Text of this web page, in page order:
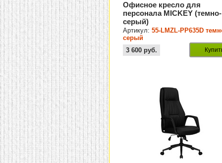
Офисное кресло для
персонала MICKEY (темно-
серый)
Артикул:55-LMZL-PP635D
серый
3 600 руб.